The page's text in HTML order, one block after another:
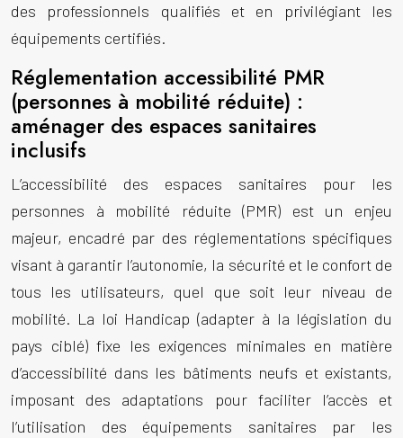
des professionnels qualifiés et en privilégiant les
équipements certifiés.
Réglementation accessibilité PMR
(personnes à mobilité réduite) :
aménager des espaces sanitaires
inclusifs
L’accessibilité des espaces sanitaires pour les
personnes à mobilité réduite (PMR) est un enjeu
majeur, encadré par des réglementations spécifiques
visant à garantir l’autonomie, la sécurité et le confort de
tous les utilisateurs, quel que soit leur niveau de
mobilité. La loi Handicap (adapter à la législation du
pays ciblé) fixe les exigences minimales en matière
d’accessibilité dans les bâtiments neufs et existants,
imposant des adaptations pour faciliter l’accès et
l’utilisation des équipements sanitaires par les